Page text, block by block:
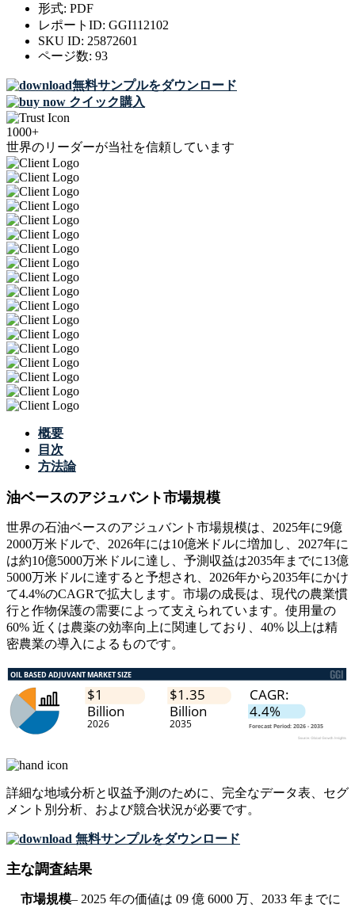
形式: PDF
レポートID: GGI112102
SKU ID: 25872601
ページ数: 93
無料サンプルをダウンロード
クイック購入
1000+
世界のリーダーが当社を信頼しています
概要
目次
方法論
油ベースのアジュバント市場規模
世界の石油ベースのアジュバント市場規模は、2025年に9億
2000万米ドルで、2026年には10億米ドルに増加し、2027年に
は約10億5000万米ドルに達し、予測収益は2035年までに13億
5000万米ドルに達すると予想され、2026年から2035年にかけ
て4.4%のCAGRで拡大します。市場の成長は、現代の農業慣
行と作物保護の需要によって支えられています。使用量の
60% 近くは農薬の効率向上に関連しており、40% 以上は精
密農業の導入によるものです。
詳細な地域分析と収益予測のために、 完全なデータ表、セグ
メント別分析、および競合状況が必要です。
無料サンプルをダウンロード
主な調査結果
市場規模– 2025 年の価値は 09 億 6000 万、2033 年までに